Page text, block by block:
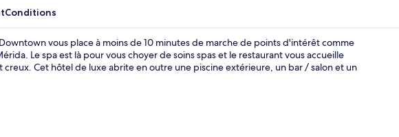
Conditions
vous place à moins de 10 minutes de marche de points d'intérêt comme
Le spa est là pour vous choyer de soins spas et le restaurant vous accueille
creux. Cet hôtel de luxe abrite en outre une piscine extérieure, un bar / salon et un